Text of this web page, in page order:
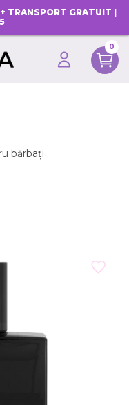
TRANSPORT GRATUIT |
0
bărbați